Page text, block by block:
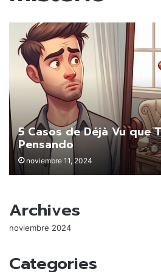
5 Casos de Déjà Vu que
Pensando
noviembre 11, 2024
Archives
noviembre 2024
Categories